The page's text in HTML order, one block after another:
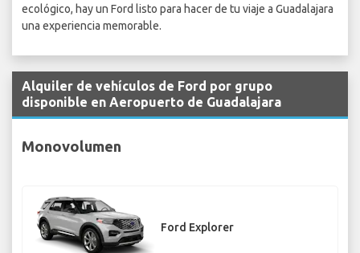
ecológico, hay un Ford listo para hacer de tu viaje a Guadalajara
una experiencia memorable.
Alquiler de vehículos de Ford por grupo
disponible en Aeropuerto de Guadalajara
Monovolumen
Ford Explorer